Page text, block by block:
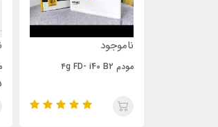
ناموجود
مودم TD-LTE 4Gهواوی مدل